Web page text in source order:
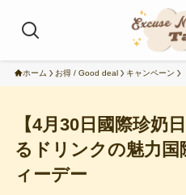
ホーム お得 / Good deal キャンペーン
【4月30日國際珍奶
るドリンクの魅力
ィーデー